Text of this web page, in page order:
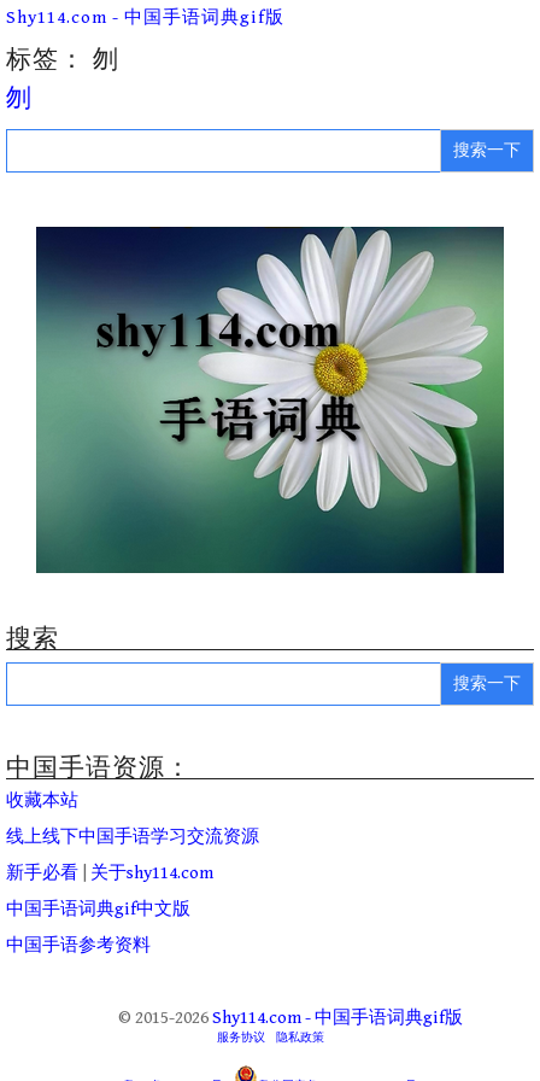
Skip
content
Shy114.com - 中国手语词典gif版
标签： 刎
刎
Search
搜索
Search
中国手语资源：
收藏本站
线上线下中国手语学习交流资源
新手必看
关于shy114.com
中国手语词典gif中文版
中国手语参考资料
© 2015-2026Shy114.com - 中国手语词典gif版
服务协议 隐私政策